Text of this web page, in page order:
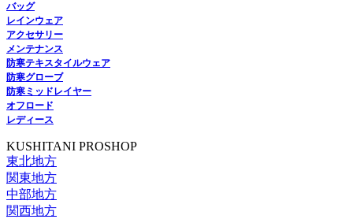
バッグ
レインウェア
アクセサリー
メンテナンス
防寒テキスタイルウェア
防寒グローブ
防寒ミッドレイヤー
オフロード
レディース
KUSHITANI PROSHOP
東北地方
関東地方
中部地方
関西地方